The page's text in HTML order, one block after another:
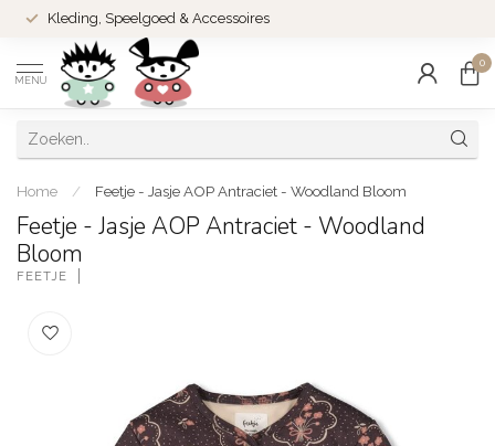
Kleding, Speelgoed & Accessoires
MENU
0
Home / Feetje - Jasje AOP Antraciet - Woodland Bloom
Feetje - Jasje AOP Antraciet - Woodland
Bloom
FEETJE